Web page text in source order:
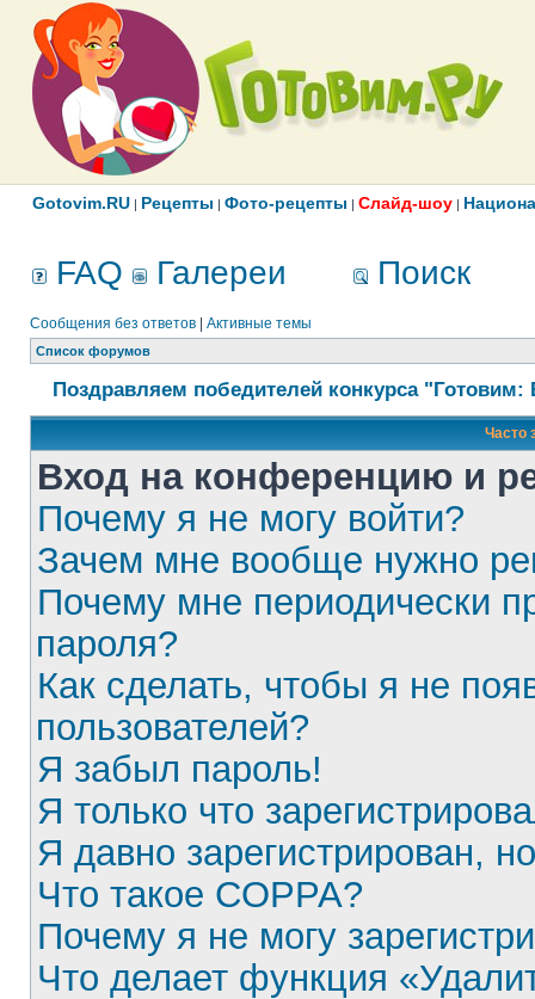
Gotovim.RU | Рецепты | Фото-рецепты | Слайд-шоу |
FAQ Галереи Поиск
Сообщения без ответов Активные темы
Список форумов
Поздравляем победителей конкурса
Часто
Вход на конференцию и
Почему я не могу войти?
Зачем мне вообще нужно
Почему мне периодически
пароля?
Как сделать, чтобы я не
пользователей?
Я забыл пароль!
Я только что
Я давно зарегистрирован,
Что такое COPPA?
Почему я не могу
Что делает функция